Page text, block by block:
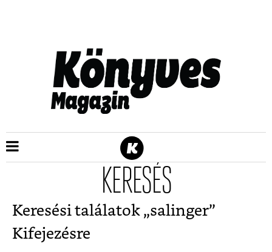
KERESÉS
Keresési találatok „salinger”
Kifejezésre